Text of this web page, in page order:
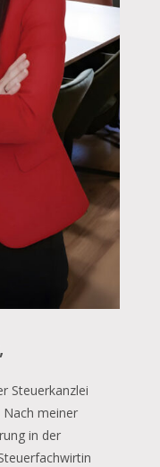
Steuerkanzlei
Nach meiner
in der